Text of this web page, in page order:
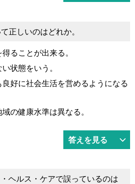
正しいのはどれか。
ることが出来る。
状態をいう。
好に社会生活を営めるようになる
の健康水準は異なる。
答えを見る
ヘルス・ケアで誤っているのは